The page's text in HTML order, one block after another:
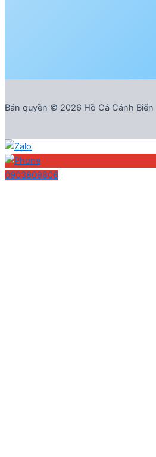
Bản quyền © 2026 Hồ Cá Cảnh Biển
0903809806